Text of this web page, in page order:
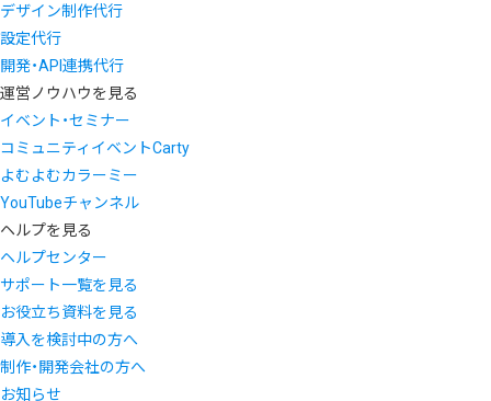
デザイン制作代行
設定代行
開発・API連携代行
運営ノウハウを見る
イベント・セミナー
コミュニティイベントCarty
よむよむカラーミー
YouTubeチャンネル
ヘルプを見る
ヘルプセンター
サポート一覧を見る
お役立ち資料を見る
導入を検討中の方へ
制作・開発会社の方へ
お知らせ